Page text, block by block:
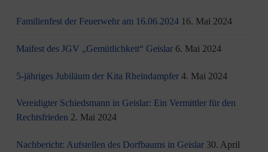
Familienfest der Feuerwehr am 16.06.2024 16. Mai 2024
Maifest des JGV „Gemütlichkeit“ Geislar 6. Mai 2024
5-jähriges Jubiläum der Kita Rheindampfer 4. Mai 2024
Vereidigter Schiedsmann in Geislar: Ein Vermittler für den
Rechtsfrieden 2. Mai 2024
Nachbericht: Aufstellen des Dorfbaums in Geislar 30. April